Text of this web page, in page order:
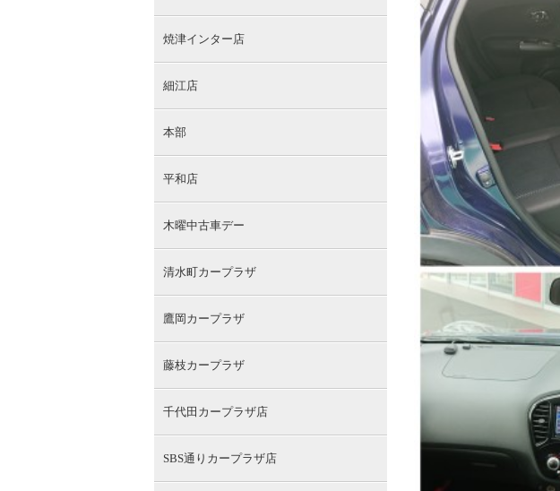
焼津インター店
細江店
本部
平和店
木曜中古車デー
清水町カープラザ
鷹岡カープラザ
藤枝カープラザ
千代田カープラザ店
SBS通りカープラザ店